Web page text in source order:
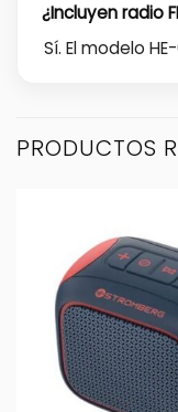
¿Incluyen radio
Sí. El modelo
PRODUCTOS